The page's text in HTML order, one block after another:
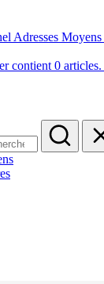
Adresses Moyens
contient 0